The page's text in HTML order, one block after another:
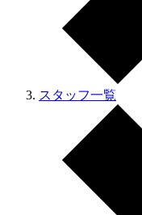
スタッフ一覧